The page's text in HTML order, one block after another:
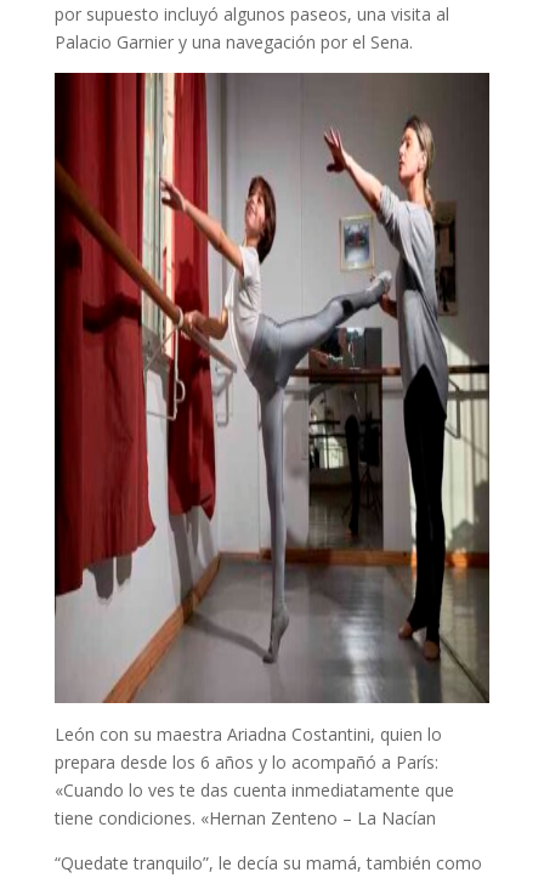
por supuesto incluyó algunos paseos, una visita al
Palacio Garnier y una navegación por el Sena.
León con su maestra Ariadna Costantini, quien lo
prepara desde los 6 años y lo acompañó a París:
«Cuando lo ves te das cuenta inmediatamente que
tiene condiciones. «Hernan Zenteno – La Nacían
“Quedate tranquilo”, le decía su mamá, también como